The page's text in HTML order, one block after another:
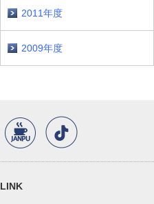
2011年度
2009年度
LINK